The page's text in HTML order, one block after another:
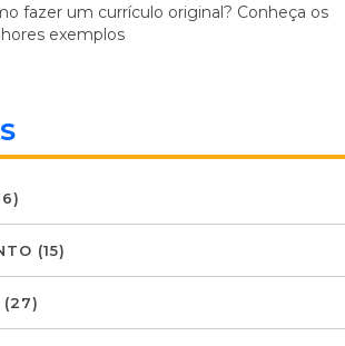
fazer um currículo original? Conheça os
exemplos
(15)
(27)